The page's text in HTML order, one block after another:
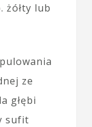
żółty lub
ze
głębi
sufit